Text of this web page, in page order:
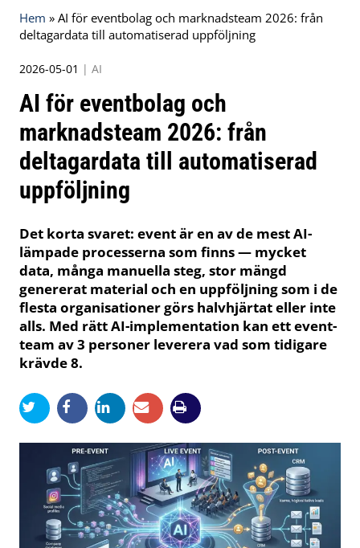
Hem » AI för eventbolag och marknadsteam 2026: från
deltagardata till automatiserad uppföljning
2026-05-01 | AI
AI för eventbolag och
marknadsteam 2026: från
deltagardata till automatiserad
uppföljning
Det korta svaret: event är en av de mest AI-
lämpade processerna som finns — mycket
data, många manuella steg, stor mängd
genererat material och en uppföljning som i de
flesta organisationer görs halvhjärtat eller inte
alls. Med rätt AI-implementation kan ett event-
team av 3 personer leverera vad som tidigare
krävde 8.